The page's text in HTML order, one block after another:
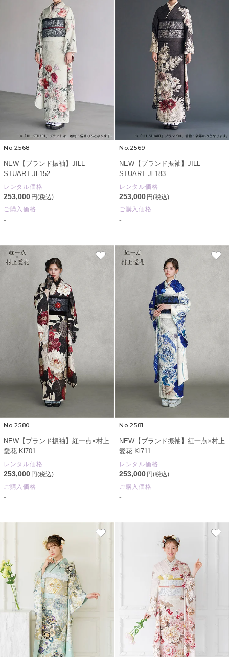
No.2568
NEW【ブランド振袖】JILL
STUART Jl-152
レンタル価格
253,000 円(税込)
ご購入価格
-
No.2569
NEW【ブランド振袖】JILL
STUART Jl-183
レンタル価格
253,000 円(税込)
ご購入価格
-
No.2580
NEW【ブランド振袖】紅一点×村上
愛花 Kl701
レンタル価格
253,000 円(税込)
ご購入価格
-
No.2581
NEW【ブランド振袖】紅一点×村上
愛花 Kl711
レンタル価格
253,000 円(税込)
ご購入価格
-